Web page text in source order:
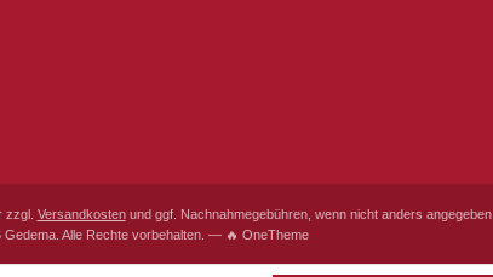
zzgl. Versandkostenund ggf. Nachnahmegebühren, wenn nicht anders angegeben.
Alle Rechte vorbehalten. — 🔥 OneTheme